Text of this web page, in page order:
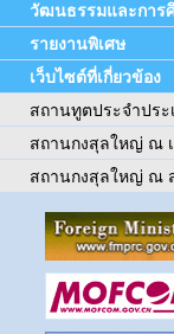
วัฒนธรรมและการ
รายงานพิเศษ
เว็บไซต์ที่เกี่ยวข้อง
สถานทูตประจำประ
สถานกงสุลใหญ่ ณ
สถานกงสุลใหญ่ ณ